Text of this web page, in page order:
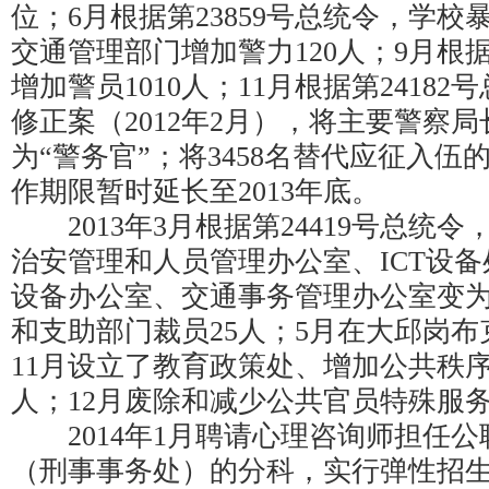
位；6月根据第23859号总统令，学校
交通管理部门增加警力120人；9月根
增加警员1010人；11月根据第24182
修正案（2012年2月），将主要警察
为“警务官”；将3458名替代应征入伍
作期限暂时延长至2013年底。
2013年3月根据第24419号总统令
治安管理和人员管理办公室、ICT设
设备办公室、交通事务管理办公室变
和支助部门裁员25人；5月在大邱岗
11月设立了教育政策处、增加公共秩
人；12月废除和减少公共官员特殊服
2014年1月聘请心理咨询师担任公
（刑事事务处）的分科，实行弹性招